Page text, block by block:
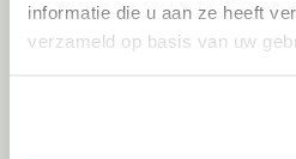
informatie die u aan ze heeft
verzameld op basis van uw